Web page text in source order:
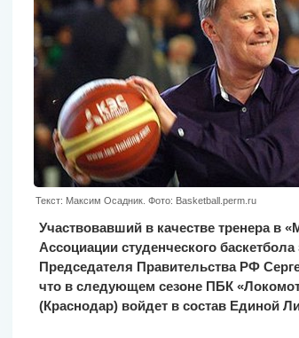
Текст: Максим Осадник. Фото: Basketball.perm.ru
Участвовавший в качестве тренера в
Ассоциации студенческого баскетбола
Председателя Правительства РФ
что в следующем сезоне ПБК
(Краснодар) войдет в состав Единой